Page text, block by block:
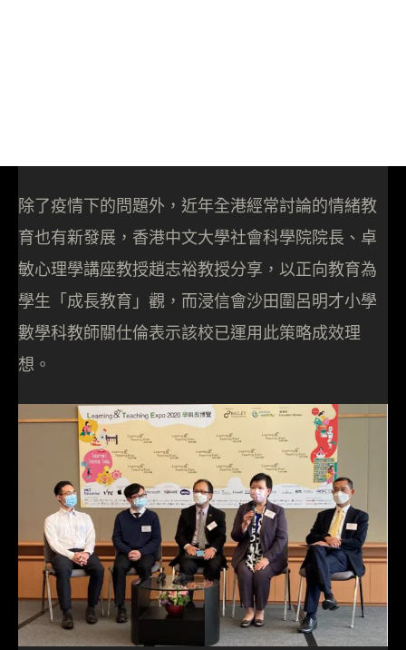
除了疫情下的問題外，近年全港經常討論的情緒教
育也有新發展，香港中文大學社會科學院院長、卓
敏心理學講座教授趙志裕教授分享，以正向教育為
學生「成長教育」觀，而浸信會沙田圍呂明才小學
數學科教師關仕倫表示該校已運用此策略成效理
想。